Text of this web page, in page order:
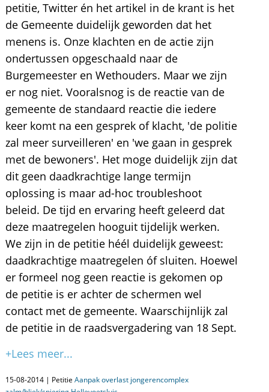
petitie, Twitter én het artikel in de krant is het
de Gemeente duidelijk geworden dat het
menens is. Onze klachten en de actie zijn
ondertussen opgeschaald naar de
Burgemeester en Wethouders. Maar we zijn
er nog niet. Vooralsnog is de reactie van de
gemeente de standaard reactie die iedere
keer komt na een gesprek of klacht, 'de politie
zal meer surveilleren' en 'we gaan in gesprek
met de bewoners'. Het moge duidelijk zijn dat
dit geen daadkrachtige lange termijn
oplossing is maar ad-hoc troubleshoot
beleid. De tijd en ervaring heeft geleerd dat
deze maatregelen hooguit tijdelijk werken.
We zijn in de petitie héél duidelijk geweest:
daadkrachtige maatregelen óf sluiten. Hoewel
er formeel nog geen reactie is gekomen op
de petitie is er achter de schermen wel
contact met de gemeente. Waarschijnlijk zal
de petitie in de raadsvergadering van 18 Sept.
+Lees meer...
15-08-2014 | Petitie Aanpak overlast jongerencomplex